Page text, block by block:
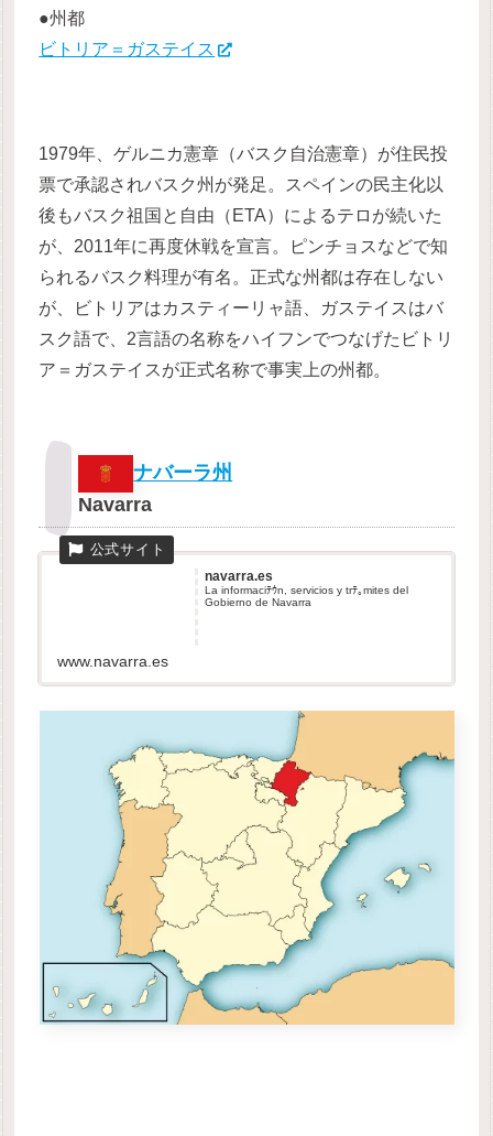
●州都
ビトリア＝ガステイス
1979年、ゲルニカ憲章（バスク自治憲章）が住民投
票で承認されバスク州が発足。スペインの民主化以
後もバスク祖国と自由（ETA）によるテロが続いた
が、2011年に再度休戦を宣言。ピンチョスなどで知
られるバスク料理が有名。正式な州都は存在しない
が、ビトリアはカスティーリャ語、ガステイスはバ
スク語で、2言語の名称をハイフンでつなげたビトリ
ア＝ガステイスが正式名称で事実上の州都。
ナバーラ州
Navarra
navarra.es
La informaciﾃｳn, servicios y trﾃ｡mites del
Gobierno de Navarra
www.navarra.es